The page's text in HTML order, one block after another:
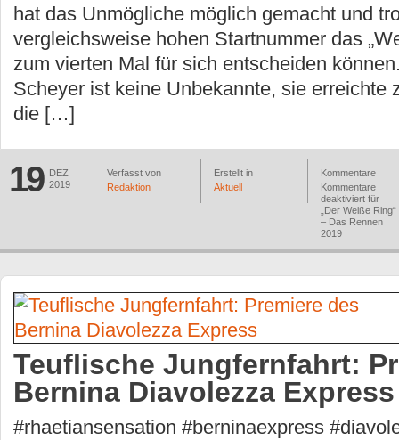
hat das Unmögliche möglich gemacht und
vergleichsweise hohen Startnummer das
zum vierten Mal für sich entscheiden
Scheyer ist keine Unbekannte, sie erreichte
die […]
19
DEZ
2019
Verfasst von
Redaktion
Erstellt in
Aktuell
Kommentare
Kommentare
deaktiviert für
„Der Weiße Ring“
– Das Rennen
2019
Teuflische Jungfernfahrt:
Bernina Diavolezza Express
#rhaetiansensation #berninaexpress